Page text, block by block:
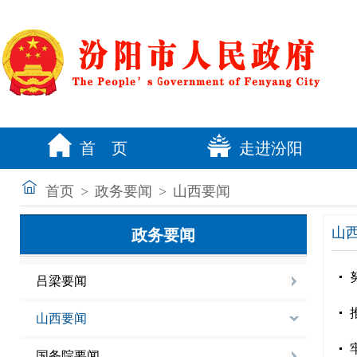
首 页 走进汾阳
首页 > 政务要闻 > 山西要闻
政务要闻
吕梁要闻
山西要闻
山